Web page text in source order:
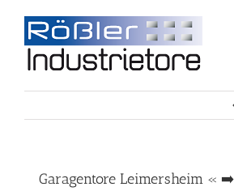
content
Garagentore Leimersheim «